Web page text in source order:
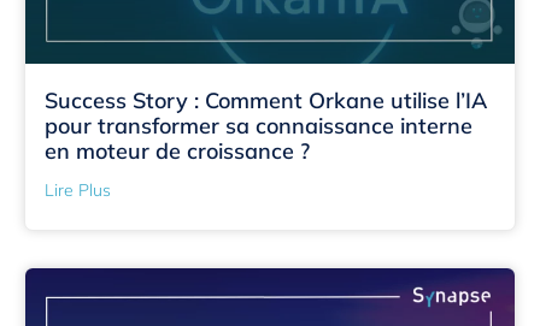
Success Story : Comment Orkane utilise l’IA
pour transformer sa connaissance interne
en moteur de croissance ?
Lire Plus